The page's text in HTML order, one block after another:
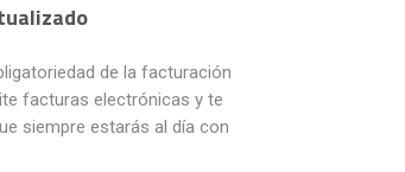
de la facturación
facturas electrónicas y te
siempre estarás al día con